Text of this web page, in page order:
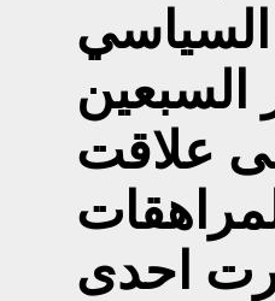
السياسي
السبعين
علاقت
احدى